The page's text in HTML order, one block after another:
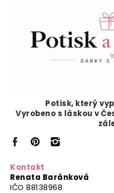
Potisk, který
Vyrobeno s láskou v
Kontakt
Renata Baránková
IČO 88138968